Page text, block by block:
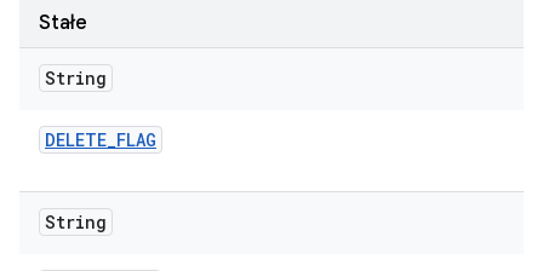
Stałe
String
DELETE_FLAG
String